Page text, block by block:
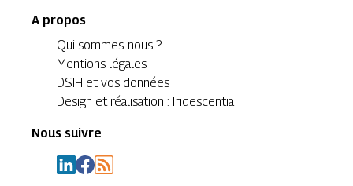
A propos
Qui sommes-nous ?
Mentions légales
DSIH et vos données
Design et réalisation : Iridescentia
Nous suivre